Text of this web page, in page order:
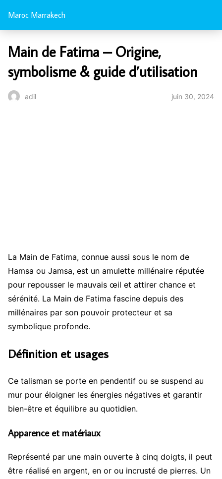
Maroc Marrakech
Main de Fatima – Origine,
symbolisme & guide d’utilisation
adil juin 30, 2024
La Main de Fatima, connue aussi sous le nom de
Hamsa ou Jamsa, est un amulette millénaire réputée
pour repousser le mauvais œil et attirer chance et
sérénité. La Main de Fatima fascine depuis des
millénaires par son pouvoir protecteur et sa
symbolique profonde.
Définition et usages
Ce talisman se porte en pendentif ou se suspend au
mur pour éloigner les énergies négatives et garantir
bien-être et équilibre au quotidien.
Apparence et matériaux
Représenté par une main ouverte à cinq doigts, il peut
être réalisé en argent, en or ou incrusté de pierres. Un